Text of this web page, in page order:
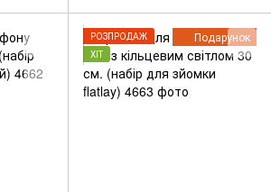
Подарунок
РОЗПРОДАЖ
ХІТ